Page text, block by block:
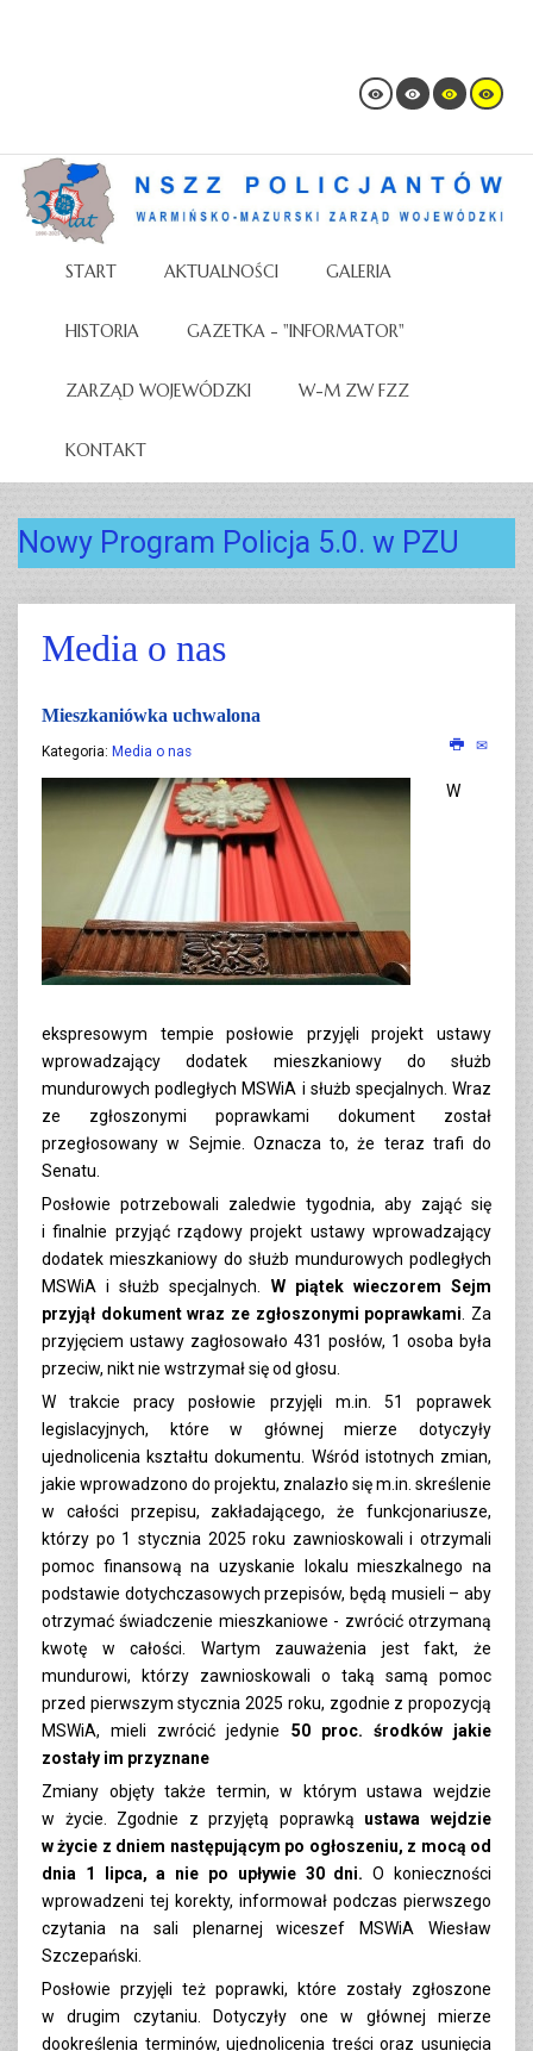
START AKTUALNOŚCI GALERIA
HISTORIA GAZETKA - "INFORMATOR"
ZARZĄD WOJEWÓDZKI W-M ZW FZZ
KONTAKT
Nowy Program Policja 5.0. w PZU
Media o nas
Mieszkaniówka uchwalona
Kategoria: Media o nas
W
ekspresowym tempie posłowie przyjęli projekt ustawy
wprowadzający dodatek mieszkaniowy do służb
mundurowych podległych MSWiA i służb specjalnych. Wraz
ze zgłoszonymi poprawkami dokument został
przegłosowany w Sejmie. Oznacza to, że teraz trafi do
Senatu.
Posłowie potrzebowali zaledwie tygodnia, aby zająć się
i finalnie przyjąć rządowy projekt ustawy wprowadzający
dodatek mieszkaniowy do służb mundurowych podległych
MSWiA i służb specjalnych. W piątek wieczorem Sejm
przyjął dokument wraz ze zgłoszonymi poprawkami . Za
przyjęciem ustawy zagłosowało 431 posłów, 1 osoba była
przeciw, nikt nie wstrzymał się od głosu.
W trakcie pracy posłowie przyjęli m.in. 51 poprawek
legislacyjnych, które w głównej mierze dotyczyły
ujednolicenia kształtu dokumentu. Wśród istotnych zmian,
jakie wprowadzono do projektu, znalazło się m.in. skreślenie
w całości przepisu, zakładającego, że funkcjonariusze,
którzy po 1 stycznia 2025 roku zawnioskowali i otrzymali
pomoc finansową na uzyskanie lokalu mieszkalnego na
podstawie dotychczasowych przepisów, będą musieli – aby
otrzymać świadczenie mieszkaniowe - zwrócić otrzymaną
kwotę w całości. Wartym zauważenia jest fakt, że
mundurowi, którzy zawnioskowali o taką samą pomoc
przed pierwszym stycznia 2025 roku, zgodnie z propozycją
MSWiA, mieli zwrócić jedynie 50 proc. środków jakie
zostały im przyznane
Zmiany objęty także termin, w którym ustawa wejdzie
w życie. Zgodnie z przyjętą poprawką ustawa wejdzie
w życie z dniem następującym po ogłoszeniu, z mocą od
dnia 1 lipca, a nie po upływie 30 dni. O konieczności
wprowadzeni tej korekty, informował podczas pierwszego
czytania na sali plenarnej wiceszef MSWiA Wiesław
Szczepański.
Posłowie przyjęli też poprawki, które zostały zgłoszone
w drugim czytaniu. Dotyczyły one w głównej mierze
dookreślenia terminów, ujednolicenia treści oraz usunięcia